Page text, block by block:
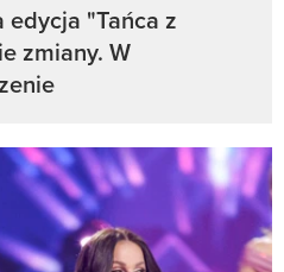
edycja "Tańca z
zmiany. W